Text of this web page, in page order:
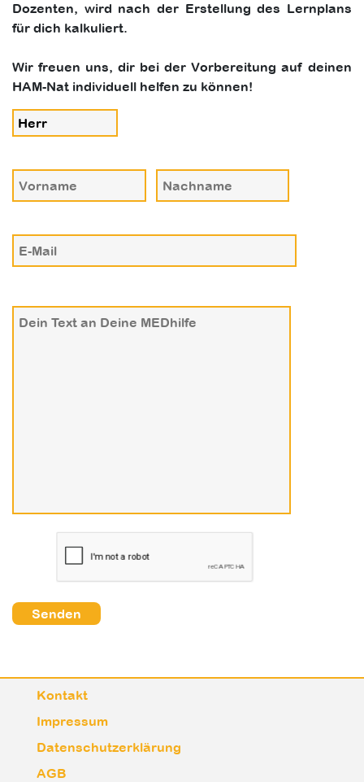
Dozenten, wird nach der Erstellung des Lernplans
für dich kalkuliert.
Wir freuen uns, dir bei der Vorbereitung auf deinen
HAM-Nat individuell helfen zu können!
Kontakt
Impressum
Datenschutzerklärung
AGB